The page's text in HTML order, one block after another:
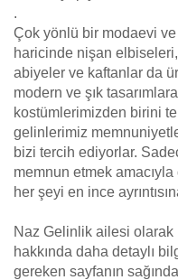
.
Çok yönlü bir modaevi
haricinde nişan
abiyeler ve kaftanlar da
modern ve şık
kostümlerimizden birini
gelinlerimiz
bizi tercih ediyorlar.
memnun etmek
her şeyi en ince
Naz Gelinlik ailesi
hakkında daha detaylı
gereken sayfanın